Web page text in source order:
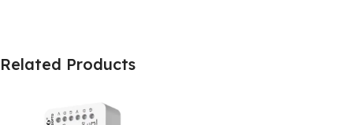
Related Products